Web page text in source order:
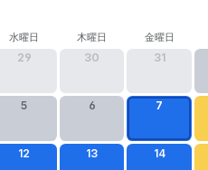
水曜日 木曜日 金曜日
29 30 31
5 6 7
12 13 14